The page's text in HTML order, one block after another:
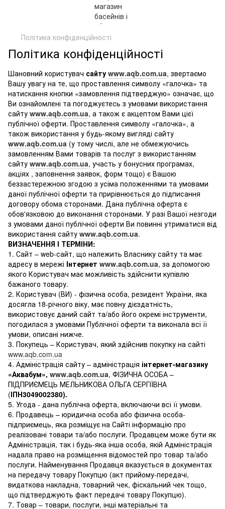
Політика конфіденційності
Політика конфіденційності
Шановний користувач сайту www.aqb.com.ua, звертаємо
Вашу увагу на те, що проставлення символу «галочка» та
натискання кнопки «замовлення підтверджую» означає, що
Ви ознайомлені та погоджуєтесь з умовами використання
сайту www.aqb.com.ua, а також є акцептом Вами цієї
публічної оферти. Проставлення символу «галочка», а
також використання у будь-якому вигляді сайту
www.aqb.com.ua (у тому числі, але не обмежуючись
замовленням Вами товарів та послуг з використанням
сайту www.aqb.com.ua, участь у бонусних програмах,
акціях , заповнення заявок, форм тощо) є Вашою
беззастережною згодою з усіма положеннями та умовами
даної публічної оферти та прирівнюється до підписання
договору обома сторонами. Дана публічна оферта є
обов'язковою до виконання сторонами. У разі Вашої незгоди
з умовами даної публічної оферти Ви повинні утриматися від
використання сайту www.aqb.com.ua.
ВИЗНАЧЕННЯ І ТЕРМІНИ:
1. Сайт – web-сайт, що належить Власнику сайту та має
адресу в мережі Інтернет www.aqb.com.ua, за допомогою
якого Користувач має можливість здійснити купівлю
бажаного товару.
2. Користувач (ВИ) - фізична особа, резидент України, яка
досягла 18-річного віку, має повну дієздатність,
використовує даний сайт та/або його окремі інструменти,
погодилася з умовами Публічної оферти та виконала всі її
умови, описані нижче.
3. Покупець – Користувач, який здійснив покупку на сайті
www.aqb.com.ua
4. Адміністрація сайту – адміністрація інтернет-магазину
«Аквабум», www.aqb.com.ua, ФІЗИЧНА ОСОБА –
ПІДПРИЄМЕЦЬ МЕЛЬНИКОВА ОЛЬГА СЕРГІЇВНА
(ІПН3049002380).
5. Угода - дана публічна оферта, включаючи всі її умови.
6. Продавець – юридична особа або фізична особа-
підприємець, яка розміщує на Сайті інформацію про
реалізовані товари та/або послуги. Продавцем може бути як
Адміністрація, так і будь-яка інша особа, якій Адміністрація
надала право на розміщення відомостей про товар та/або
послуги. Найменування Продавця вказується в документах
на передачу товару Покупцю (акт прийому-передачі,
видаткова накладна, товарний чек, фіскальний чек тощо,
що підтверджують факт передачі товару Покупцю).
7. Товар – товари, послуги, інші матеріальні та